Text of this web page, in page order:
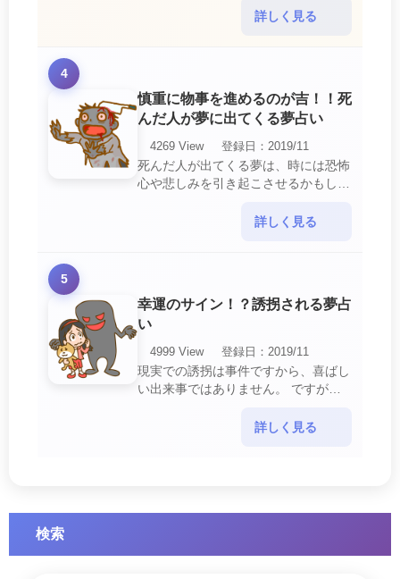
詳しく見る
4
慎重に物事を進めるのが吉！！死
んだ人が夢に出てくる夢占い
4269 View
登録日：2019/11
死んだ人が出てくる夢は、時には恐怖
心や悲しみを引き起こさせるかもしれ
意して欲しいメッセージや警告を伝え
詳しく見る
5
幸運のサイン！？誘拐される夢占
い
4999 View
登録日：2019/11
現実での誘拐は事件ですから、喜ばし
い出来事ではありません。 ですが、
詳しく見る
検索